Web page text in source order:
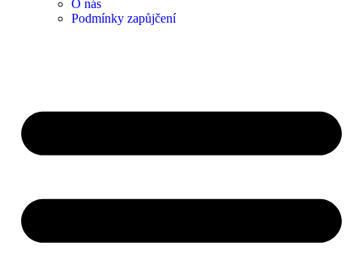
O nás
Podmínky zapůjčení